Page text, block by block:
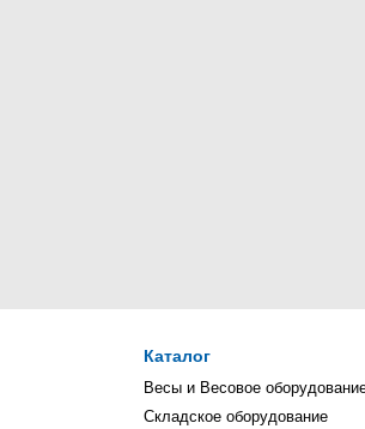
Каталог
Весы и Весовое
Складское оборудование